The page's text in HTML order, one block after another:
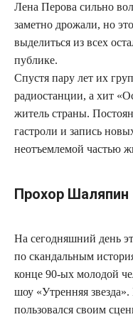
Лена Перова сильно
заметно дрожали, но
выделиться из всех
публике.
Спустя пару лет их
радиостанции, а хит
житель страны.
гастроли и запись
неотъемлемой частью
Прохор Шаляпин
На сегодняшний день
по скандальным
конце 90-ых молодой
шоу «Утренняя
пользовался своим